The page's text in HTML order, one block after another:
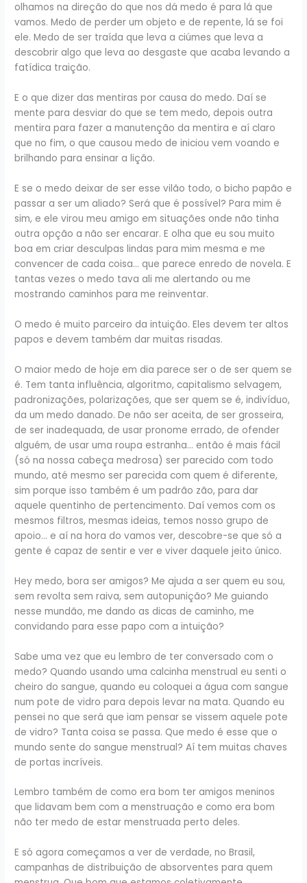
olhamos na direção do que nos dá medo é para lá que
vamos. Medo de perder um objeto e de repente, lá se foi
ele. Medo de ser traída que leva a ciúmes que leva a
descobrir algo que leva ao desgaste que acaba levando a
fatídica traição.
E o que dizer das mentiras por causa do medo. Daí se
mente para desviar do que se tem medo, depois outra
mentira para fazer a manutenção da mentira e aí claro
que no fim, o que causou medo de iniciou vem voando e
brilhando para ensinar a lição.
E se o medo deixar de ser esse vilão todo, o bicho papão e
passar a ser um aliado? Será que é possível? Para mim é
sim, e ele virou meu amigo em situações onde não tinha
outra opção a não ser encarar. E olha que eu sou muito
boa em criar desculpas lindas para mim mesma e me
convencer de cada coisa… que parece enredo de novela. E
tantas vezes o medo tava ali me alertando ou me
mostrando caminhos para me reinventar.
O medo é muito parceiro da intuição. Eles devem ter altos
papos e devem também dar muitas risadas.
O maior medo de hoje em dia parece ser o de ser quem se
é. Tem tanta influência, algoritmo, capitalismo selvagem,
padronizações, polarizações, que ser quem se é, indivíduo,
da um medo danado. De não ser aceita, de ser grosseira,
de ser inadequada, de usar pronome errado, de ofender
alguém, de usar uma roupa estranha… então é mais fácil
(só na nossa cabeça medrosa) ser parecido com todo
mundo, até mesmo ser parecida com quem é diferente,
sim porque isso também é um padrão zão, para dar
aquele quentinho de pertencimento. Daí vemos com os
mesmos filtros, mesmas ideias, temos nosso grupo de
apoio… e aí na hora do vamos ver, descobre-se que só a
gente é capaz de sentir e ver e viver daquele jeito único.
Hey medo, bora ser amigos? Me ajuda a ser quem eu sou,
sem revolta sem raiva, sem autopunição? Me guiando
nesse mundão, me dando as dicas de caminho, me
convidando para esse papo com a intuição?
Sabe uma vez que eu lembro de ter conversado com o
medo? Quando usando uma calcinha menstrual eu senti o
cheiro do sangue, quando eu coloquei a água com sangue
num pote de vidro para depois levar na mata. Quando eu
pensei no que será que iam pensar se vissem aquele pote
de vidro? Tanta coisa se passa. Que medo é esse que o
mundo sente do sangue menstrual? Aí tem muitas chaves
de portas incríveis.
Lembro também de como era bom ter amigos meninos
que lidavam bem com a menstruação e como era bom
não ter medo de estar menstruada perto deles.
E só agora começamos a ver de verdade, no Brasil,
campanhas de distribuição de absorventes para quem